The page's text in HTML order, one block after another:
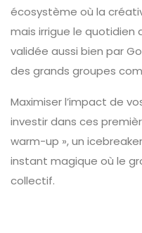
écosystème où la
mais irrigue le quotidien
validée aussi bien par
des grands groupes
Maximiser l’impact de
investir dans ces
warm-up », un
instant magique où le
collectif.